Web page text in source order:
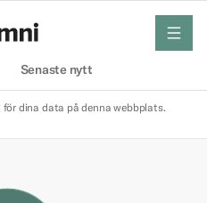
Senaste nytt
meny
dina data på denna webbplats.